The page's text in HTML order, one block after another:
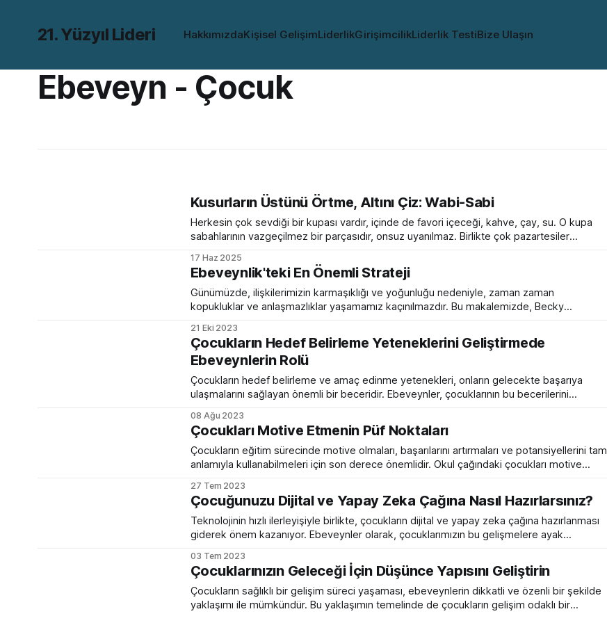
21. Yüzyıl Lideri HakkımızdaKişisel GelişimLiderlikGirişimcilikLiderlik TestiBize Ulaşın
Ebeveyn - Çocuk
Kusurların Üstünü Örtme, Altını Çiz: Wabi-Sabi
Herkesin çok sevdiği bir kupası vardır, içinde de favori içeceği, kahve, çay, su. O kupa
sabahlarının vazgeçilmez bir parçasıdır, onsuz uyanılmaz. Birlikte çok pazartesiler
17 Haz 2025
Ebeveynlik'teki En Önemli Strateji
Günümüzde, ilişkilerimizin karmaşıklığı ve yoğunluğu nedeniyle, zaman zaman
kopukluklar ve anlaşmazlıklar yaşamamız kaçınılmazdır. Bu makalemizde, Becky
bahsettiği yöntemi ele alacağız. Becky Kennedy konuşmasında, ebeveyn-çocuk ilişkisi
üzerinden, her tür anlamlı ilişki için geçerli olan önemli bir kavramı paylaşıyor: Onarım
21 Eki 2023
Çocukların Hedef Belirleme Yeteneklerini Geliştirmede
Ebeveynlerin Rolü
Çocukların hedef belirleme ve amaç edinme yetenekleri, onların gelecekte başarıya
ulaşmalarını sağlayan önemli bir beceridir. Ebeveynler, çocuklarının bu becerilerini
belirleme ve amaç edinme yeteneklerini geliştirmek için ebeveynlerin yapabileceği bazı
08 Ağu 2023
Çocukları Motive Etmenin Püf Noktaları
Çocukların eğitim sürecinde motive olmaları, başarılarını artırmaları ve potansiyellerini tam
anlamıyla kullanabilmeleri için son derece önemlidir. Okul çağındaki çocukları motive
çevresel faktörlerle etkileşimini içerir. Bu makalede, okul çağındaki çocukları motive
etmek için kullanılabilecek bazı etkili yöntemleri ele
27 Tem 2023
Çocuğunuzu Dijital ve Yapay Zeka Çağına Nasıl Hazırlarsınız?
Teknolojinin hızlı ilerleyişiyle birlikte, çocukların dijital ve yapay zeka çağına hazırlanması
giderek önem kazanıyor. Ebeveynler olarak, çocuklarımızın bu gelişmelere ayak
olmak için önemli bir rol üstleniyoruz. Bu makalede, ebeveynlerin çocuklarını yeni dijital
ve yapay zeka çağına hazırlamak için izleyebilecekleri yolları ve
03 Tem 2023
Çocuklarınızın Geleceği İçin Düşünce Yapısını Geliştirin
Çocukların sağlıklı bir gelişim süreci yaşaması, ebeveynlerin dikkatli ve özenli bir şekilde
yaklaşımı ile mümkündür. Bu yaklaşımın temelinde de çocukların gelişim odaklı bir